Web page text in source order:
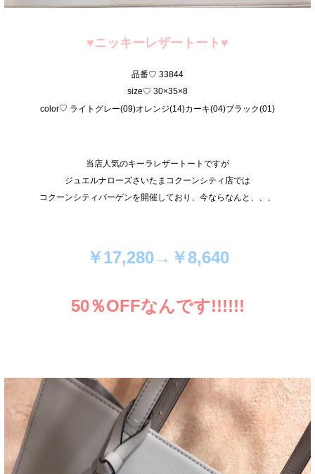
♥ニッキーレザートート ♥
品番♡ 33844
size♡ 30×35×8
color♡ ライトグレー(09)オレンジ(14)カーキ(04)ブラック(01)
当店人気のキーラレザートートですが
ジュエルナローズさいたまコクーンシティ店では
コクーンシティバーゲンを開催しており、今ならなんと、、、
￥17,280→￥8,640
50％OFFなんです!!!!!!